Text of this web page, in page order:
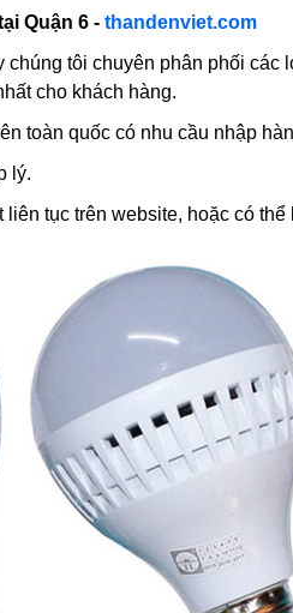
Quận 6 - thandenviet.com
tôi chuyên phân phối các
cho khách hàng.
toàn quốc có nhu cầu nhập
lý.
tục trên website, hoặc có